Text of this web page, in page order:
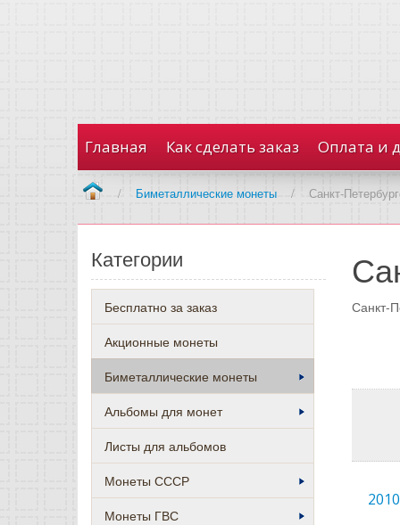
Главная Как сделать заказ Оплата и
/ Биметаллические монеты / Санкт-
Санкт-
Категории
Бесплатно за заказ
Акционные монеты
Биметаллические монеты
Альбомы для монет
Листы для альбомов
Монеты СССР
Монеты ГВС